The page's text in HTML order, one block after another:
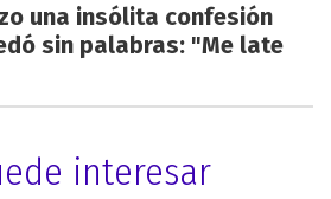
una insólita confesión
sin palabras: "Me late
interesar